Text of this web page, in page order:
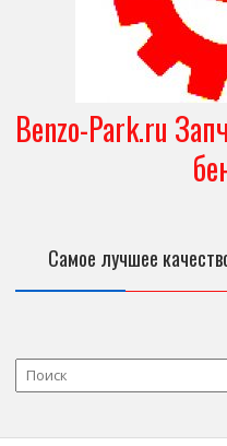
Benzo-Park.ru
Самое лучшее